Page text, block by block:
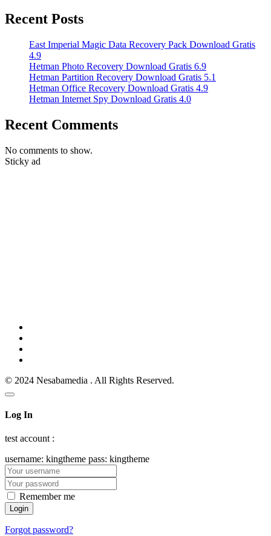
Recent Posts
East Imperial Magic Data Recovery Pack Download Gratis
4.9
Hetman Photo Recovery Download Gratis 6.9
Hetman Partition Recovery Download Gratis 5.1
Hetman Office Recovery Download Gratis 4.9
Hetman Internet Spy Download Gratis 4.0
Recent Comments
No comments to show.
Sticky ad
© 2024 Nesabamedia . All Rights Reserved.
Log In
test account :
username: kingtheme pass: kingtheme
Remember me
Forgot password?